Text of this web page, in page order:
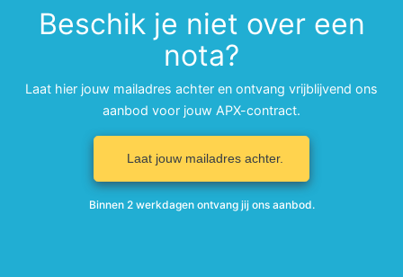
Beschik je niet over een
nota?
Laat hier jouw mailadres achter en ontvang vrijblijvend ons
aanbod voor jouw APX-contract.
Laat jouw mailadres achter.
Binnen 2 werkdagen ontvang jij ons aanbod.